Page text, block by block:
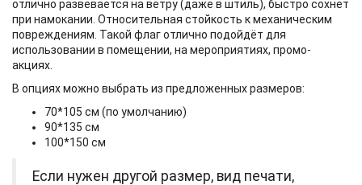
отлично развевается на ветру (даже в штиль), быстро сохнет
при намокании. Относительная стойкость к механическим
повреждениям. Такой флаг отлично подойдёт для
использовании в помещении, на мероприятиях, промо-
акциях.
В опциях можно выбрать из предложенных размеров:
70*105 см (по умолчанию)
90*135 см
100*150 см
Если нужен другой размер, вид печати,